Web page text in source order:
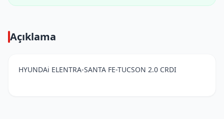
Açıklama
HYUNDAi ELENTRA-SANTA FE-TUCSON 2.0 CRDI